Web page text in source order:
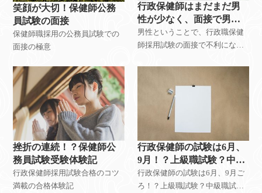
笑顔が大切！保健師公務
員試験の面接
保健師職採用の公務員試験での
面接の極意
行政保健師はまだまだ男
性が少なく、面接で男性
ということで不利になる
のでは？
男性ということで、行政職保健
師採用試験の面接で不利になる
挫折の連続！？保健師公
務員試験受験体験記
行政保健師採用試験合格のコツ
満載の合格体験記
行政保健師の試験は6月、
9月！？上級職試験？中級
職試験？初級職？
行政保健師の試験は6月、9月ご
ろ！？上級職試験？中級職試